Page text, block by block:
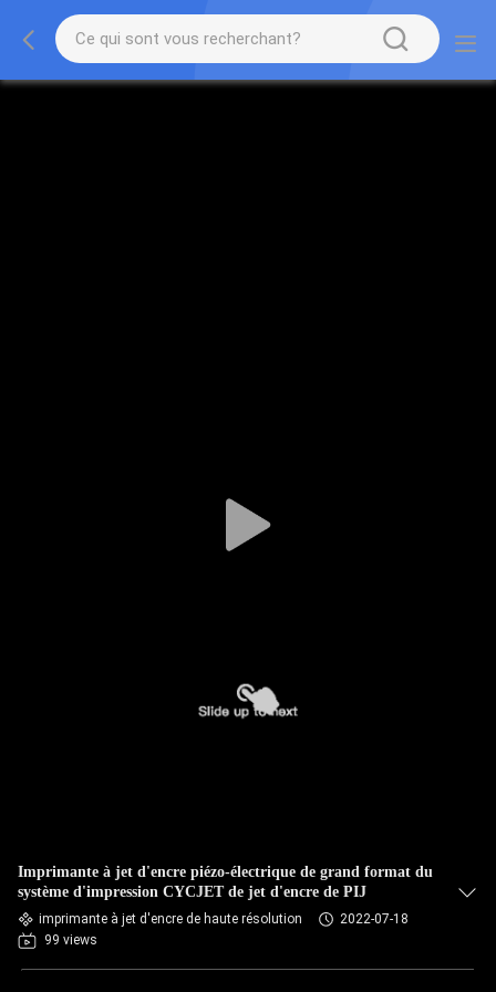
Imprimante à jet d'encre piézo-électrique de grand format du
système d'impression CYCJET de jet d'encre de PIJ
imprimante à jet d'encre de haute résolution
2022-07-18
99 views